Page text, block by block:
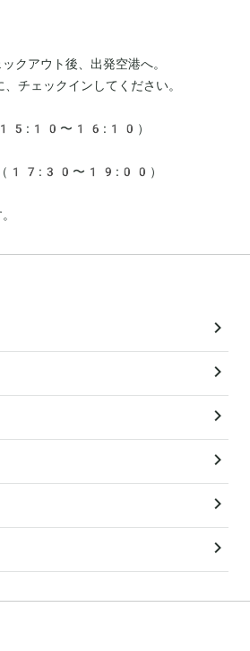
クアウト後、出発空港へ。
チェックインしてください。
15:10〜16:10）
（17:30〜19:00）